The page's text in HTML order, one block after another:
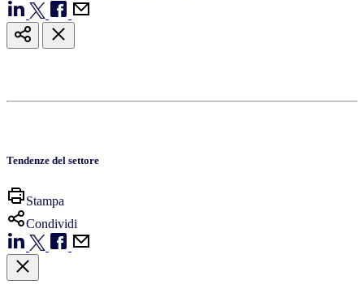
Tendenze del settore
Stampa
Condividi